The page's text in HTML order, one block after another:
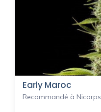
Early Maroc
Recommandé à Nicorps